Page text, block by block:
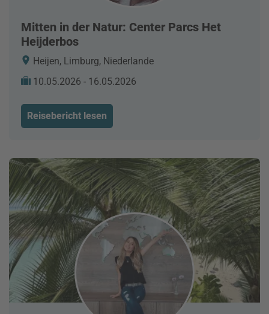
Mitten in der Natur: Center Parcs Het
Heijderbos
Heijen, Limburg, Niederlande
10.05.2026 - 16.05.2026
Reisebericht lesen